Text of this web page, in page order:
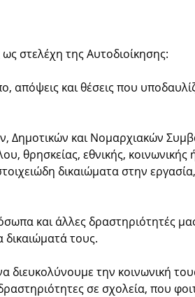
στελέχη της Αυτοδιοίκησης:
απόψεις και θέσεις που
Δημοτικών και Νομαρχιακών
θρησκείας, εθνικής, κοινωνικής
δικαιώματα στην
και άλλες δραστηριότητές
τους.
την κοινωνική
σε σχολεία, που